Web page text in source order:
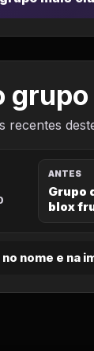
grupo
recentes
ANTES
Grupo
blox
nome e na